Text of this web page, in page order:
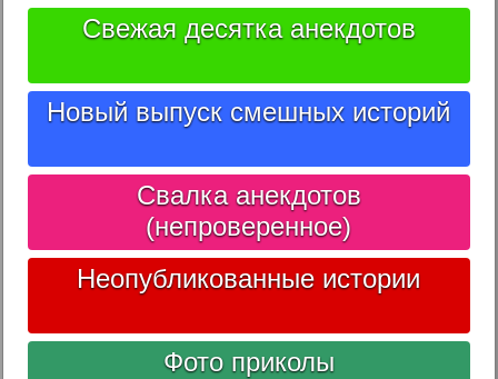
Свежая десятка анекдотов
Новый выпуск смешных историй
Свалка анекдотов
(непроверенное)
Неопубликованные истории
Фото приколы